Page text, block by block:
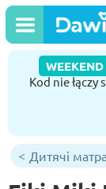
WEEKEND
Kod nie
Дитячі